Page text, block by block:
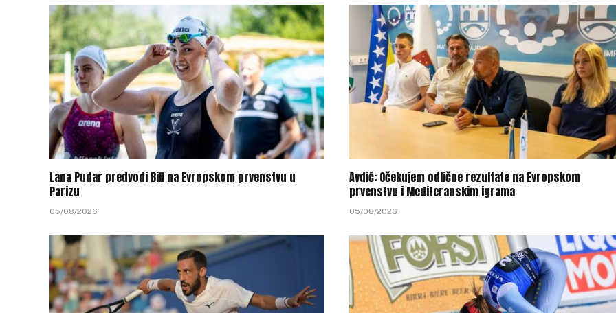
Lana Pudar predvodi BiH na Evropskom prvenstvu u
Parizu
05/08/2026
Avdić: Očekujem odlične rezultate na Evropskom
prvenstvu i Mediteranskim igrama
05/08/2026